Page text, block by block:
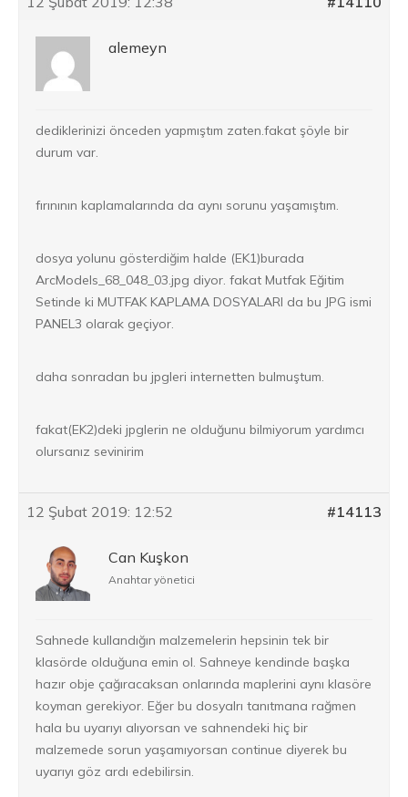
alemeyn
dediklerinizi önceden yapmıştım zaten.fakat şöyle bir
durum var.
fırınının kaplamalarında da aynı sorunu yaşamıştım.
dosya yolunu gösterdiğim halde (EK1)burada
ArcModels_68_048_03.jpg diyor. fakat Mutfak Eğitim
Setinde ki MUTFAK KAPLAMA DOSYALARI da bu JPG ismi
PANEL3 olarak geçiyor.
daha sonradan bu jpgleri internetten bulmuştum.
fakat(EK2)deki jpglerin ne olduğunu bilmiyorum yardımcı
olursanız sevinirim
12 Şubat 2019: 12:52 #14113
Can Kuşkon
Anahtar yönetici
Sahnede kullandığın malzemelerin hepsinin tek bir
klasörde olduğuna emin ol. Sahneye kendinde başka
hazır obje çağıracaksan onlarında maplerini aynı klasöre
koyman gerekiyor. Eğer bu dosyalrı tanıtmana rağmen
hala bu uyarıyı alıyorsan ve sahnendeki hiç bir
malzemede sorun yaşamıyorsan continue diyerek bu
uyarıyı göz ardı edebilirsin.